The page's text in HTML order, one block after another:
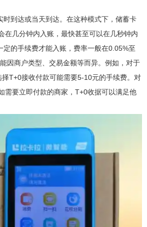
到达或当天到达。在这种模式下，储蓄卡
在几分钟内入账，最快甚至可以在几秒钟内
定的手续费才能入账，费率一般在0.05%至
因商户类型、交易金额等而异。例如，对于
T+0接收付款可能需要5-10元的手续费。对
需要立即付款的商家，T+0收据可以满足他